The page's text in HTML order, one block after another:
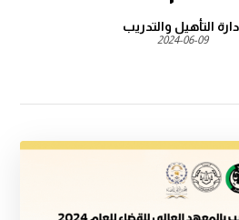
التأهيل والتدريب
2024-06-09